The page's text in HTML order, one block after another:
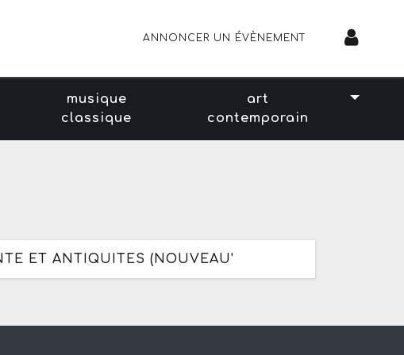
ANNONCER UN ÉVÈNEMENT
musique
classique
art
contemporain
ET ANTIQUITES (NOUVEAU'